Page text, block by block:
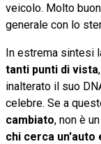
veicolo. Molto
generale con lo
In estrema sintesi
tanti punti di vista
inalterato il suo
celebre. Se a
cambiato, non è
chi cerca un'auto